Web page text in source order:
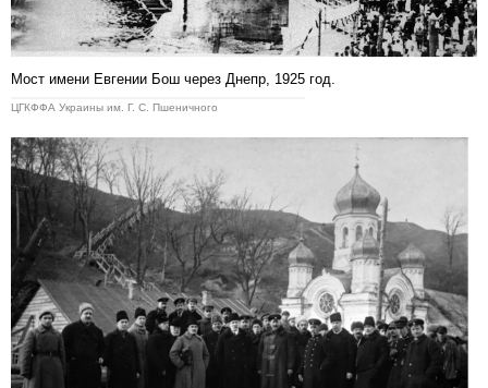
Мост имени Евгении Бош через Днепр, 1925 год.
ЦГКФФА Украины им. Г. С. Пшеничного